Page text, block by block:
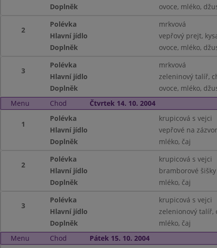
Doplněk
ovoce, mléko,
2
Polévka
mrkvová
Hlavní jídlo
vepřový prejt,
Doplněk
ovoce, mléko,
3
Polévka
mrkvová
Hlavní jídlo
zeleninový talíř,
Doplněk
ovoce, mléko,
Menu
Chod Čtvrtek 14. 10. 2004
1
Polévka
krupicová s vejci
Hlavní jídlo
vepřové na
Doplněk
mléko, čaj
2
Polévka
krupicová s vejci
Hlavní jídlo
bramborové
Doplněk
mléko, čaj
3
Polévka
krupicová s vejci
Hlavní jídlo
zelenionový talíř,
Doplněk
mléko, čaj
Menu
Chod Pátek 15. 10. 2004